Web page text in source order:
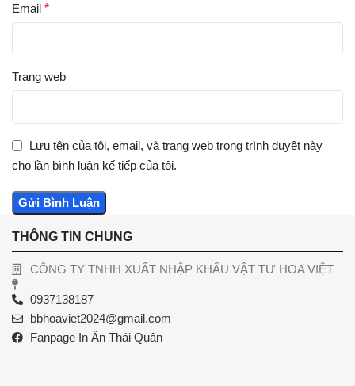
Email *
Trang web
Lưu tên của tôi, email, và trang web trong trình duyệt này
cho lần bình luận kế tiếp của tôi.
THÔNG TIN CHUNG
CÔNG TY TNHH XUẤT NHẬP KHẨU VẬT TƯ HOA VIỆT
0937138187
bbhoaviet2024@gmail.com
Fanpage In Ấn Thái Quân